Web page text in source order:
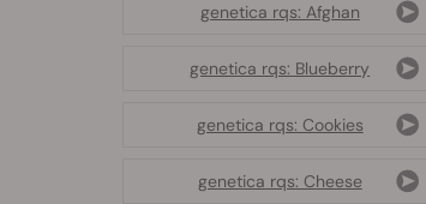
genetica rqs: Afghan
genetica rqs: Blueberry
genetica rqs: Cookies
genetica rqs: Cheese